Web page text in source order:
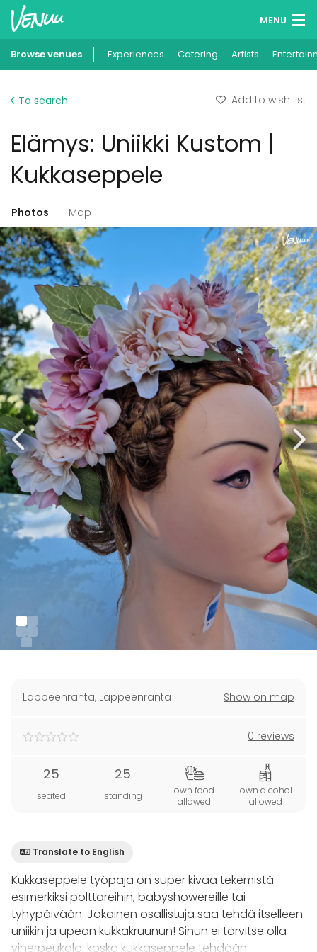
MENU
Wish lists
Add your venue
Browse venues Experiences Catering Artists
To search Add to wish list
Elämys: Uniikki Kustom |
Kukkaseppele
Photos Map
Lappeenranta, Lappeenranta Show on map
0 reviews
25
seated
25
standing
own food
allowed
own alcohol
allowed
Translate to English
Kukkaseppele työpaja on super kivaa tekemistä
esimerkiksi polttareihin, babyshowereille tai
tyhypäivään. Jokainen osallistuja saa tehdä itselleen
uniikin ja upean kukkakruunun! Sinun ei tarvitse olla
viherpeukalo, koska kukkaseppele tehdään